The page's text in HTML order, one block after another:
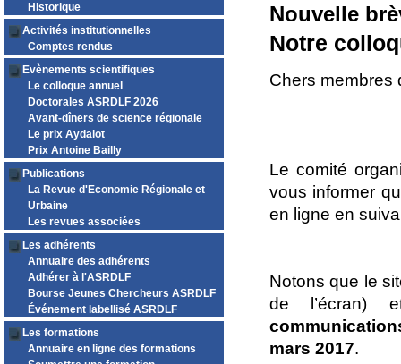
Historique
Activités institutionnelles
Comptes rendus
Evènements scientifiques
Le colloque annuel
Doctorales ASRDLF 2026
Avant-dîners de science régionale
Le prix Aydalot
Prix Antoine Bailly
Publications
La Revue d'Economie Régionale et
Urbaine
Les revues associées
Les adhérents
Annuaire des adhérents
Adhérer à l'ASRDLF
Bourse Jeunes Chercheurs ASRDLF
Événement labellisé ASRDLF
Les formations
Annuaire en ligne des formations
Nouvelle
Notre
Chers membres
Le comité
vous informer
en ligne en
Notons que le
de l’écran)
mars 2017.